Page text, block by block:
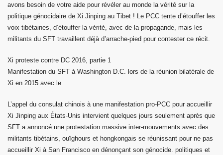
avons besoin de votre aide pour révéler au monde la vérité sur la
politique génocidaire de Xi Jinping au Tibet ! Le PCC tente d’étouffer les
voix tibétaines, d’étouffer la vérité, avec de la propagande, mais les
militants du SFT travaillent déjà d’arrache-pied pour contester ce récit.
Xi proteste contre DC 2016, partie 1
Manifestation du SFT à Washington D.C. lors de la réunion bilatérale de
Xi en 2015 avec le
L’appel du consulat chinois à une manifestation pro-PCC pour accueillir
Xi Jinping aux États-Unis intervient quelques jours seulement après que
SFT a annoncé une protestation massive inter-mouvements avec des
militants tibétains, ouïghours et hongkongais se réunissant pour ne pas
accueillir Xi à San Francisco en dénonçant son génocide. politiques et